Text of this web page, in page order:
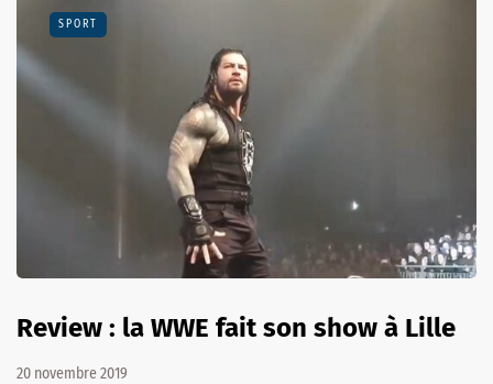
SPORT
Review : la WWE fait son show à Lille
20 novembre 2019